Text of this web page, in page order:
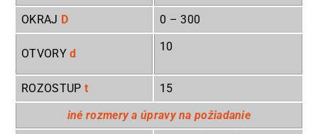
OKRAJ D 0 – 300
OTVORYd
10
ROZOSTUP t
15
iné rozmery a úpravy na požiadanie